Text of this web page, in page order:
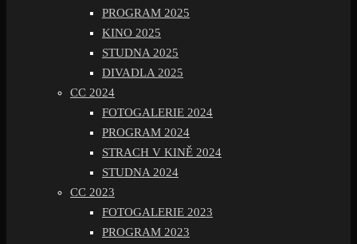
PROGRAM 2025
KINO 2025
STUDNA 2025
DIVADLA 2025
CC 2024
FOTOGALERIE 2024
PROGRAM 2024
STRACH V KINĚ 2024
STUDNA 2024
CC 2023
FOTOGALERIE 2023
PROGRAM 2023